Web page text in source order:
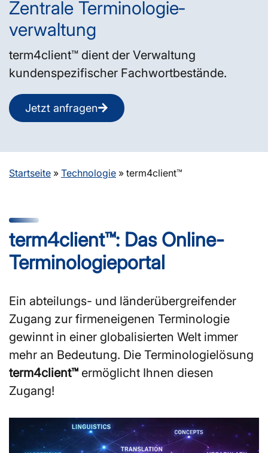
Zentrale Terminologie­
verwaltung
term4client™ dient der Verwaltung
kundenspezifischer Fachwortbestände.
Jetzt anfragen
Startseite » Technologie » term4client™
term4client™: Das Online-
Terminologieportal
Ein abteilungs- und länderübergreifender
Zugang zur firmeneigenen Terminologie
gewinnt in einer globalisierten Welt immer
mehr an Bedeutung. Die Terminologielösung
term4client™ ermöglicht Ihnen diesen
Zugang!